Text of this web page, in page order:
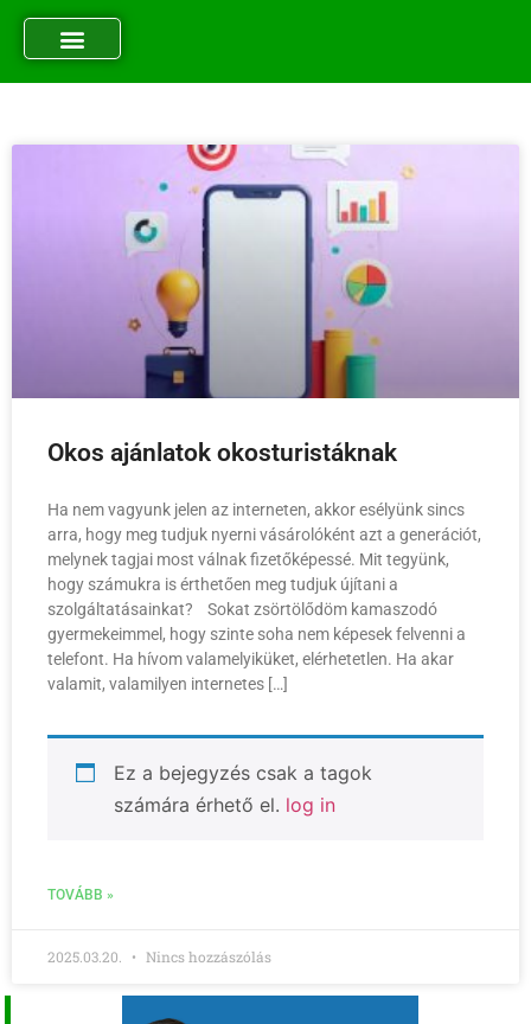
Okos ajánlatok okosturistáknak
Ha nem vagyunk jelen az interneten, akkor esélyünk sincs
arra, hogy meg tudjuk nyerni vásárolóként azt a generációt,
melynek tagjai most válnak fizetőképessé. Mit tegyünk,
hogy számukra is érthetően meg tudjuk újítani a
szolgáltatásainkat? Sokat zsörtölődöm kamaszodó
gyermekeimmel, hogy szinte soha nem képesek felvenni a
telefont. Ha hívom valamelyiküket, elérhetetlen. Ha akar
valamit, valamilyen internetes […]
Ez a bejegyzés csak a tagok
számára érhető el. log in
TOVÁBB »
2025.03.20. Nincs hozzászólás